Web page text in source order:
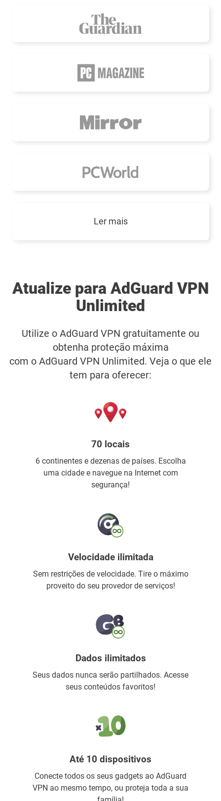
Ler mais
Atualize para AdGuard VPN
Unlimited
Utilize o AdGuard VPN gratuitamente ou
obtenha proteção máxima
com o AdGuard VPN Unlimited. Veja o que ele
tem para oferecer:
70 locais
6 continentes e dezenas de países. Escolha
uma cidade e navegue na Internet com
segurança!
Velocidade ilimitada
Sem restrições de velocidade. Tire o máximo
proveito do seu provedor de serviços!
Dados ilimitados
Seus dados nunca serão partilhados. Acesse
seus conteúdos favoritos!
Até 10 dispositivos
Conecte todos os seus gadgets ao AdGuard
VPN ao mesmo tempo, ou proteja toda a sua